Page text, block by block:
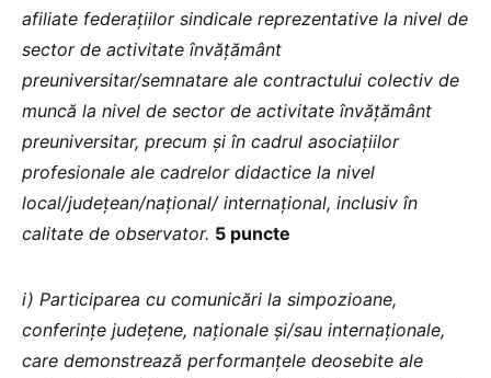
afiliate federaţiilor sindicale reprezentative la nivel de
sector de activitate învăţământ
preuniversitar/semnatare ale contractului colectiv de
muncă la nivel de sector de activitate învăţământ
preuniversitar, precum şi în cadrul asociaţiilor
profesionale ale cadrelor didactice la nivel
local/judeţean/naţional/ internaţional, inclusiv în
calitate de observator. 5 puncte
i) Participarea cu comunicări la simpozioane,
conferinţe judeţene, naţionale şi/sau internaţionale,
care demonstrează performanţele deosebite ale